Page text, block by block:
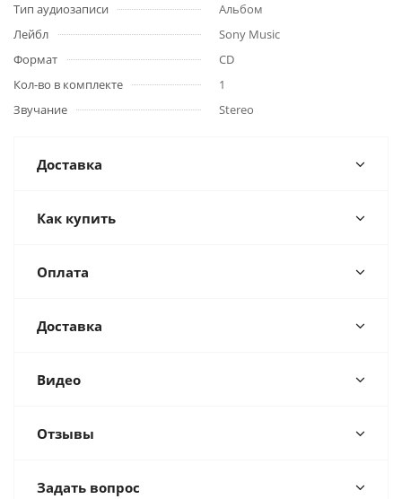
Тип аудиозаписи
Альбом
Лейбл
Sony Music
Формат
CD
Кол-во в комплекте
1
Звучание
Stereo
Доставка
Как купить
Оплата
Доставка
Видео
Отзывы
Задать вопрос